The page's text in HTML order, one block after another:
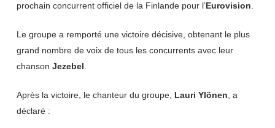
prochain concurrent officiel de la Finlande pour l’Eurovision
Le groupe a remporté une victoire décisive, obtenant le plus
grand nombre de voix de tous les concurrents avec leur
chanson Jezebel
Après la victoire, le chanteur du groupe, Lauri Ylönen , a
déclaré :